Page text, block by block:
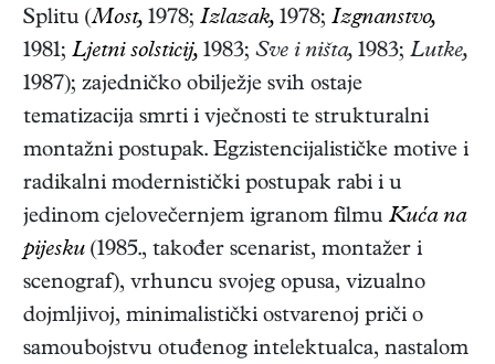
Splitu (Most, 1978; Izlazak, 1978; Izgnanstvo,
1981; Ljetni solsticij, 1983; Sve i ništa, 1983; Lutke,
1987); zajedničko obilježje svih ostaje
tematizacija smrti i vječnosti te strukturalni
montažni postupak. Egzistencijalističke motive i
radikalni modernistički postupak rabi i u
jedinom cjelovečernjem igranom filmu Kuća na
pijesku (1985., također scenarist, montažer i
scenograf), vrhuncu svojeg opusa, vizualno
dojmljivoj, minimalistički ostvarenoj priči o
samoubojstvu otuđenog intelektualca, nastalom